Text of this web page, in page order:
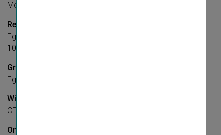
Motal
Redaktion und Layout:
Egger & Lerch Corporate Publishing/velcom GmbH
1030 Wien,
Grafisches Konzept:
Egger & Lerch Corporate Publishing/velcom GmbH
Wirtschaftliches Umfeld und Ausblick:
CEE Equity Research, Erste Group Bank AG
Online-Design, Konzept und Umsetzung: